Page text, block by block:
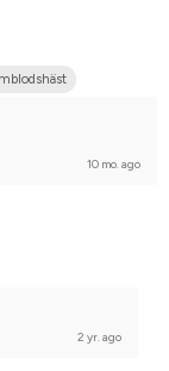
10 mo. ago
2 yr. ago